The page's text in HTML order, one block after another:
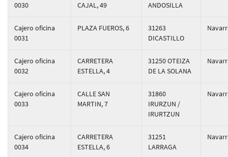
0030
CAJAL, 49
ANDOSILLA
Cajero oficina
0031
PLAZA FUEROS, 6
31263
DICASTILLO
Cajero oficina
0032
CARRETERA
ESTELLA, 4
31250 OTEIZA
DE LA SOLANA
Cajero oficina
0033
CALLE SAN
MARTIN, 7
31860
IRURZUN /
IRURTZUN
Cajero oficina
0034
CARRETERA
ESTELLA, 6
31251
LARRAGA